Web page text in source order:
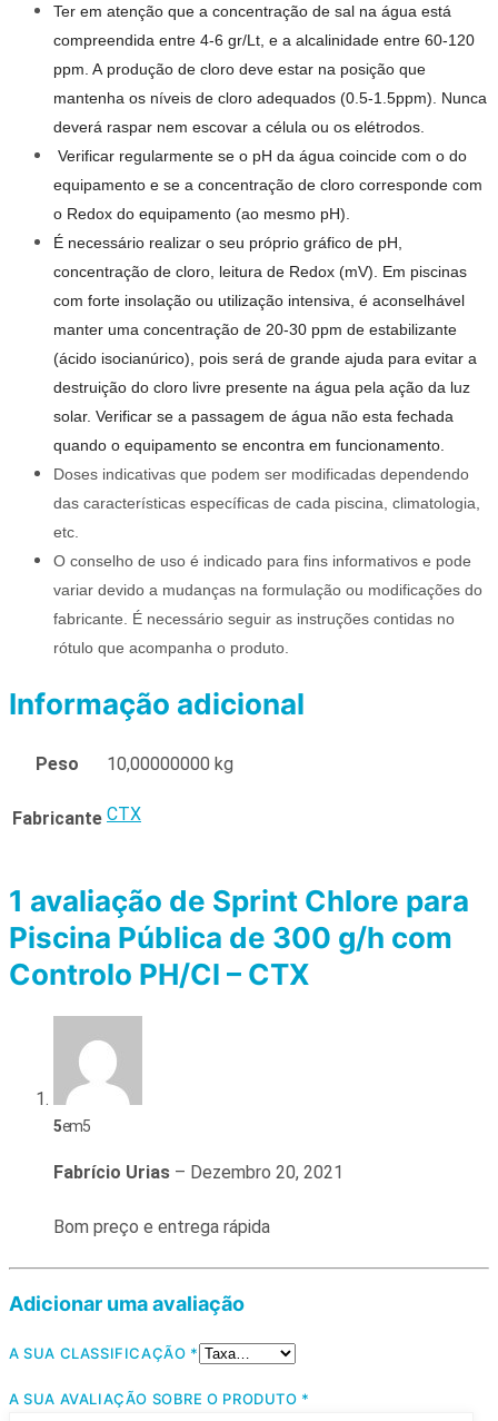
Ter em atenção que a concentração de sal na água está
compreendida entre 4-6 gr/Lt, e a alcalinidade entre 60-120
ppm. A produção de cloro deve estar na posição que
mantenha os níveis de cloro adequados (0.5-1.5ppm). Nunca
deverá raspar nem escovar a célula ou os elétrodos
Verificar regularmente se o pH da água coincide com o do
equipamento e se a concentração de cloro corresponde com
o Redox do equipamento (ao mesmo pH).
É necessário realizar o seu próprio gráfico de pH,
concentração de cloro, leitura de Redox (mV). Em piscinas
com forte insolação ou utilização intensiva, é aconselhável
manter uma concentração de 20-30 ppm de estabilizante
(ácido isocianúrico), pois será de grande ajuda para evitar a
destruição do cloro livre presente na água pela ação da luz
solar. Verificar se a passagem de água não esta fechada
quando o equipamento se encontra em funcionamento.
Doses indicativas que podem ser modificadas dependendo
das características específicas de cada piscina, climatologia,
etc.
O conselho de uso é indicado para fins informativos e pode
variar devido a mudanças na formulação ou modificações do
fabricante. É necessário seguir as instruções contidas no
rótulo que acompanha o produto.
Informação adicional
Peso 10,00000000 kg
Fabricante CTX
1 avaliação de Sprint Chlore para
Piscina Pública de 300 g/h com
Controlo PH/Cl – CTX
5em 5
Fabrício Urias – Dezembro 20, 2021
Bom preço e entrega rápida
Adicionar uma avaliação
A SUA CLASSIFICAÇÃO *
A SUA AVALIAÇÃO SOBRE O PRODUTO *